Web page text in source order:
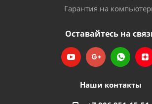
Гарантия на
Оставайтесь на
Наши контакты